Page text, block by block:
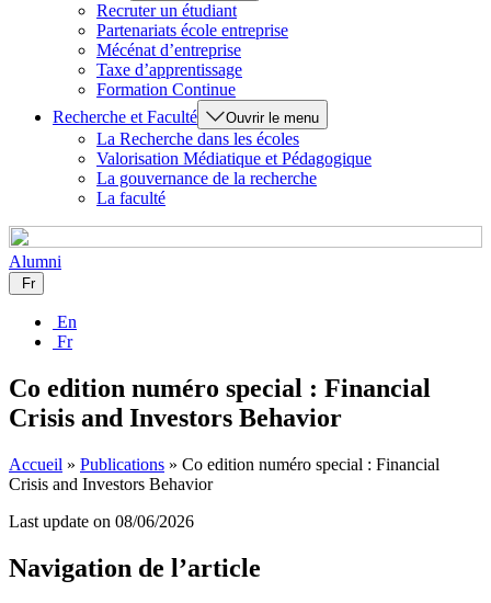
Recruter un étudiant
Partenariats école entreprise
Mécénat d’entreprise
Taxe d’apprentissage
Formation Continue
Recherche et Faculté
Ouvrir le menu
La Recherche dans les écoles
Valorisation Médiatique et Pédagogique
La gouvernance de la recherche
La faculté
Alumni
Fr
En
Fr
Co edition numéro special : Financial
Crisis and Investors Behavior
Accueil » Publications » Co edition numéro special : Financial
Crisis and Investors Behavior
Last update on 08/06/2026
Navigation de l’article